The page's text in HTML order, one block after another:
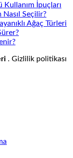
Kullanım İpuçları
Nasıl Seçilir?
Ağaç Türleri
. Gizlilik politikası